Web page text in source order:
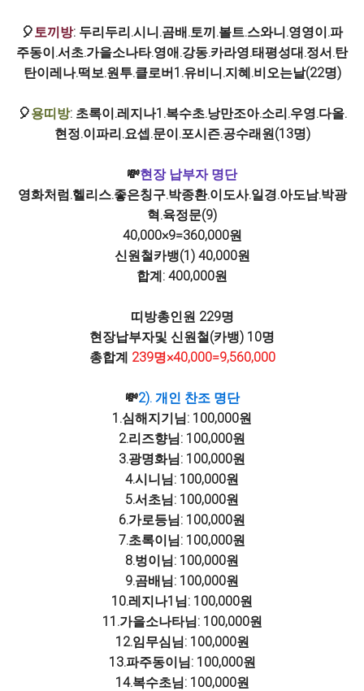
🎈토끼방: 두리두리.시니.곰배.토끼.볼트.스와니.영영이.파
주동이.서초.가을소나타.영애.강동.카라영.태평성대.정서.탄
탄이레나.떡보.원투.클로버1.유비니.지혜.비오는날(22명)
🎈용띠방: 초록이.레지나1.복수초.낭만조아.소리.우영.다올.
현정.이파리.요셉.문이.포시즌.공수래원(13명)
💸현장 납부자 명단
영화처럼.헬리스.좋은칭구.박종환.이도사.일경.아도남.박광
혁.육정문(9)
40,000×9=360,000원
신원철카뱅(1) 40,000원
합계: 400,000원
띠방총인원 229명
현장납부자및 신원철(카뱅) 10명
총합계 239명×40,000=9,560,000
💸2). 개인 찬조 명단
1.심해지기님: 100,000원
2.리즈향님: 100,000원
3.광명화님: 100,000원
4.시니님: 100,000원
5.서초님: 100,000원
6.가로등님: 100,000원
7.초록이님: 100,000원
8.벙이님: 100,000원
9.곰배님: 100,000원
10.레지나1님: 100,000원
11.가을소나타님: 100,000원
12.임무심님: 100,000원
13.파주동이님: 100,000원
14.복수초님: 100,000원